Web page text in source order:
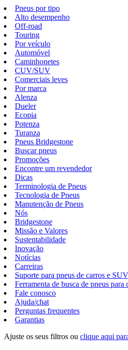
Pneus por tipo
Alto desempenho
Off-road
Touring
Por veículo
Automóvel
Caminhonetes
CUV/SUV
Comerciais leves
Por marca
Alenza
Dueler
Ecopia
Potenza
Turanza
Pneus Bridgestone
Buscar pneus
Promoções
Encontre um revendedor
Dicas
Terminologia de Pneus
Tecnologia de Pneus
Manutenção de Pneus
Nós
Bridgestone
Missão e Valores
Sustentabilidade
Inovação
Notícias
Carreiras
Suporte para pneus de carros e
Ferramenta de busca de pneus para
Fale conosco
Ajuda/chat
Perguntas frequentes
Garantias
Ajuste os seus filtros ou clique aqui